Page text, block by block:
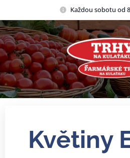
Každou sobotu od
Květiny